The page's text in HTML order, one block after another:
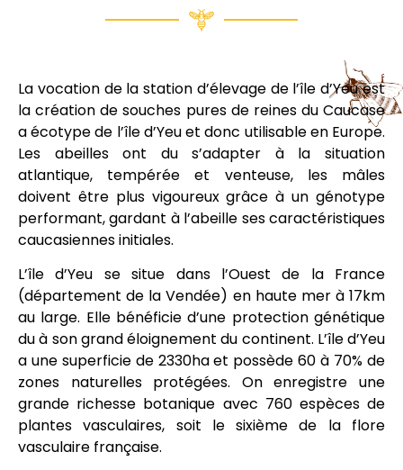
La vocation de la station d’élevage de l’île d’Yeu est
la création de souches pures de reines du Caucase
a écotype de l’île d’Yeu et donc utilisable en Europe.
Les abeilles ont du s’adapter à la situation
atlantique, tempérée et venteuse, les mâles
doivent être plus vigoureux grâce à un génotype
performant, gardant à l’abeille ses caractéristiques
caucasiennes initiales.
L’île d’Yeu se situe dans l’Ouest de la France
(département de la Vendée) en haute mer à 17km
au large. Elle bénéficie d’une protection génétique
du à son grand éloignement du continent. L’île d’Yeu
a une superficie de 2330ha et possède 60 à 70% de
zones naturelles protégées. On enregistre une
grande richesse botanique avec 760 espèces de
plantes vasculaires, soit le sixième de la flore
vasculaire française.